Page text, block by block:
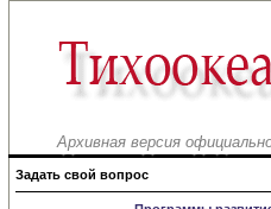
Архивная версия
Задать свой вопрос